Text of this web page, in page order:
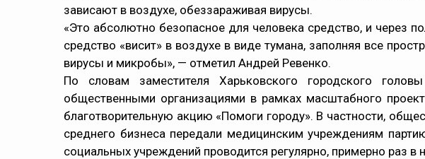
зависают в воздухе, обеззараживая вирусы.
«Это абсолютно безопасное для человека средство, и через
средство «висит» в воздухе в виде тумана, заполняя все
вирусы и микробы», — отметил Андрей Ревенко.
По словам заместителя Харьковского городского
общественными организациями в рамках масштабного
благотворительную акцию «Помоги городу». В частности,
среднего бизнеса передали медицинским учреждениям
социальных учреждений проводится регулярно, примерно раз